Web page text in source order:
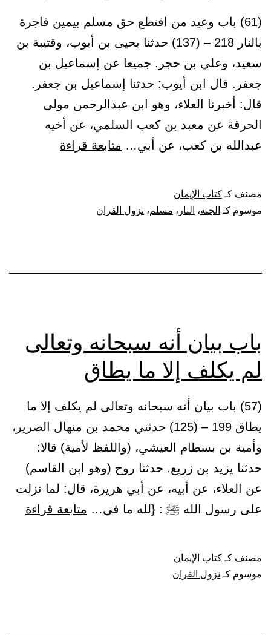
(61) باب وعيد من اقتطع حق مسلم بيمين فاجرة
بالنار 218 – (137) حدثنا يحيى بن أيوب، وقتيبة بن
سعيد، وعلي بن حجر. جميعا عن إسماعيل بن
جعفر. قال ابن أيوب: حدثنا إسماعيل بن جعفر.
قال: أخبرنا العلاء، وهو ابن عبدالرحمن مولى
الحرقة عن معبد بن كعب السلمي، عن أخيه
عبدالله بن كعب، عن أبي… متابعة قراءة
مصنف كـكتاب الإيمان
موسوم كـ الجنه، النار ، مسلم، نزول القران
باب بيان أنه سبحانه وتعالى
لم يكلف إلا ما يطاق
(57) باب بيان أنه سبحانه وتعالى لم يكلف إلا ما
يطاق 199 – (125) حدثني محمد بن منهال الضرير،
وأمية بن بسطام العيشي، (واللفظ لأمية) قالا:
حدثنا يزيد بن زريع. حدثنا روح (وهو ابن القاسم)
عن العلاء، عن أبيه، عن أبي هريرة، قال: لما نزلت
على رسول الله ﷺ : {لله ما في… متابعة قراءة
مصنف كـكتاب الإيمان
موسوم كـ نزول القران